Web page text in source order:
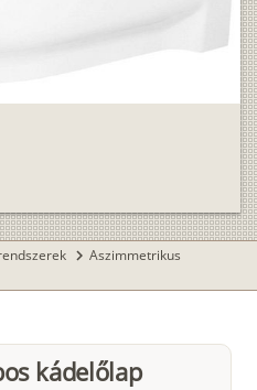
chevron_right Aszimmetrikus
kádelőlap